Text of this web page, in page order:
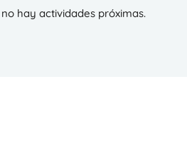
hay actividades próximas.